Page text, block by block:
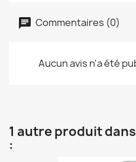
Commentaires (0)
Aucun avis n'a été
1 autre produit
: